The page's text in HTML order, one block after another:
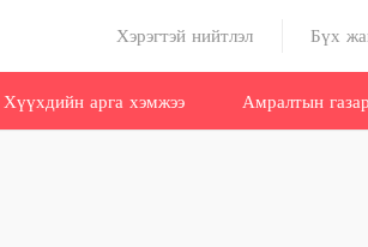
Хэрэгтэй нийтлэл Бүх
Хүүхдийн арга хэмжээ Амралтын газар